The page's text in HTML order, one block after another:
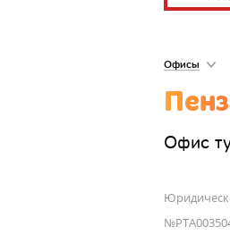
Офисы
Офис